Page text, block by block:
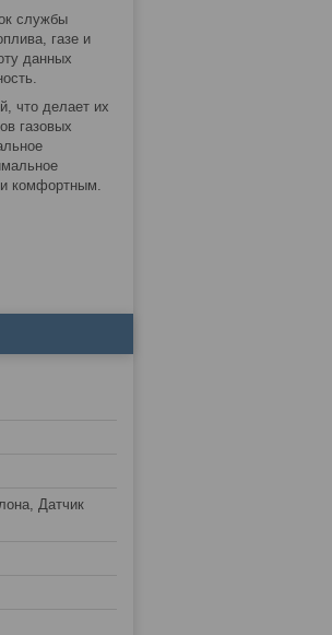
службы
газе и
данных
что делает их
газовых
и комфортным.
Датчик